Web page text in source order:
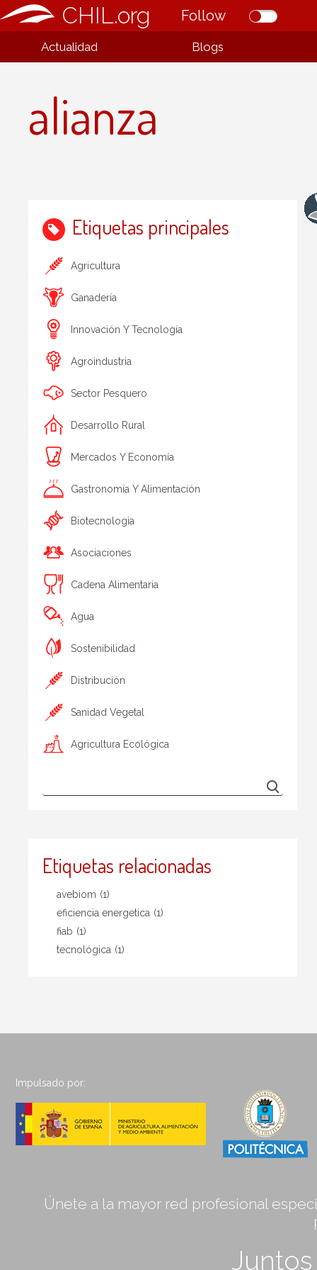
CHIL.org Follow
Actualidad Blogs
alianza
Etiquetas principales
Agricultura
Ganadería
Innovación Y Tecnología
Agroindustria
Sector Pesquero
Desarrollo Rural
Mercados Y Economía
Gastronomía Y Alimentación
Biotecnologia
Asociaciones
Cadena Alimentaria
Agua
Sostenibilidad
Distribución
Sanidad Vegetal
Agricultura Ecológica
Etiquetas relacionadas
avebiom (1)
eficiencia energetica (1)
fiab (1)
tecnológica (1)
Impulsado por:
Únete a la mayor red profesional